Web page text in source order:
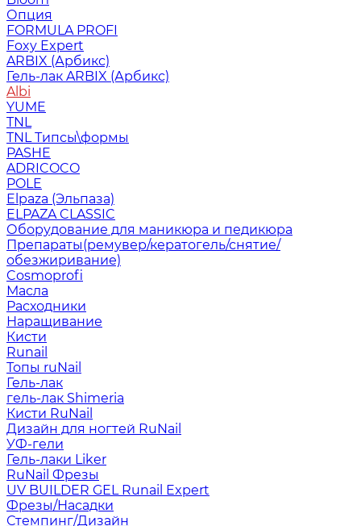
Опция
FORMULA PROFI
Foxy Expert
ARBIX (Арбикс)
Гель-лак ARBIX (Арбикс)
Albi
YUME
TNL
TNL Типсы\формы
PASHE
ADRICOCO
POLE
Elpaza (Эльпаза)
ELPAZA CLASSIC
Оборудование для маникюра и педикюра
Препараты(ремувер/кератогель/снятие/
обезжиривание)
Cosmoprofi
Масла
Расходники
Наращивание
Кисти
Runail
Топы ruNail
Гель-лак
гель-лак Shimeria
Кисти RuNail
Дизайн для ногтей RuNail
УФ-гели
Гель-лаки Liker
RuNail Фрезы
UV BUILDER GEL Runail Expert
Фрезы/Насадки
Стемпинг/Дизайн